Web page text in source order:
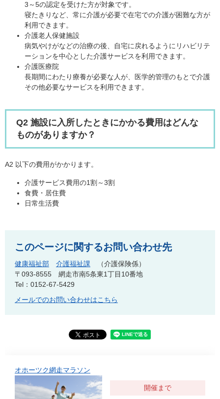
3～5の認定を受けた方が対象です。
寝たきりなど、常に介護が必要で在宅での介護が困難な方が
利用できます。
介護老人保健施設
病気やけがなどの治療の後、自宅に戻れるようにリハビリテ
ーションを中心とした介護サービスを利用できます。
介護医療院
長期間にわたり療養が必要な人が、医学的管理のもとで介護
その他必要なサービスを利用できます。
Q2 施設に入所したときにかかる費用はどんな
ものがありますか？
A2 以下の費用がかかります。
介護サービス費用の1割～3割
食費・居住費
日常生活費
このページに関するお問い合わせ先
健康福祉部 介護福祉課
介護保険係
〒093-8555
網走市南5条東1丁目10番地
Tel：0152-67-5429
メールでのお問い合わせはこちら
オホーツク網走マラソン